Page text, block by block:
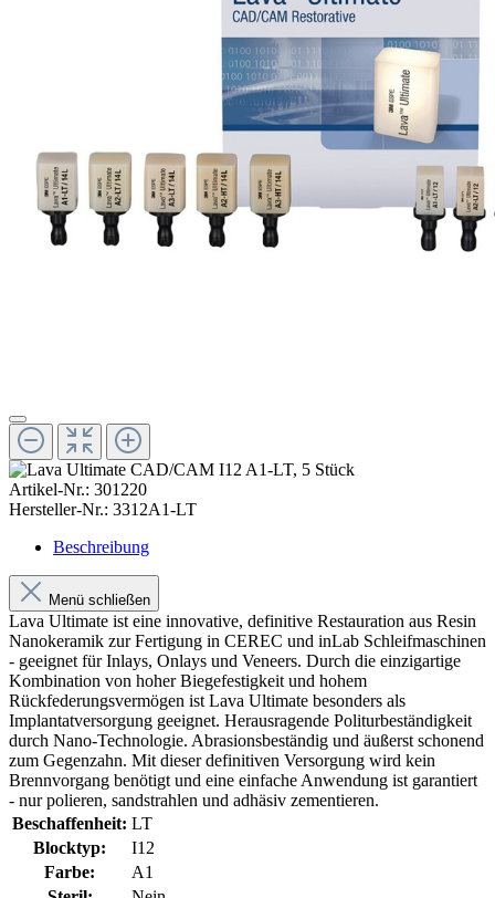
Artikel-Nr.: 301220
Hersteller-Nr.: 3312A1-LT
Beschreibung
Menü schließen
Lava Ultimate ist eine innovative, definitive Restauration aus Resin
Nanokeramik zur Fertigung in CEREC und inLab Schleifmaschinen
- geeignet für Inlays, Onlays und Veneers. Durch die einzigartige
Kombination von hoher Biegefestigkeit und hohem
Rückfederungsvermögen ist Lava Ultimate besonders als
Implantatversorgung geeignet. Herausragende Politurbeständigkeit
durch Nano-Technologie. Abrasionsbeständig und äußerst schonend
zum Gegenzahn. Mit dieser definitiven Versorgung wird kein
Brennvorgang benötigt und eine einfache Anwendung ist garantiert
- nur polieren, sandstrahlen und adhäsiv zementieren.
Beschaffenheit: LT
Blocktyp:
I12
Farbe:
A1